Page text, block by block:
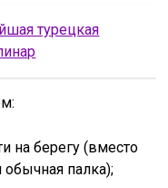
турецкая
на берегу (вместо
обычная палка);